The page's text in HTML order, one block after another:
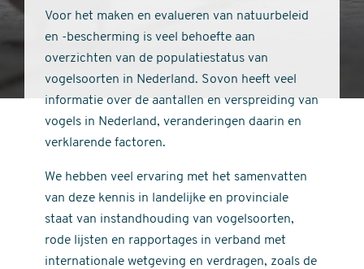
Voor het maken en evalueren van natuurbeleid
en -bescherming is veel behoefte aan
overzichten van de populatiestatus van
vogelsoorten in Nederland. Sovon heeft veel
informatie over de aantallen en verspreiding van
vogels in Nederland, veranderingen daarin en
verklarende factoren.
We hebben veel ervaring met het samenvatten
van deze kennis in landelijke en provinciale
staat van instandhouding van vogelsoorten,
rode lijsten en rapportages in verband met
internationale wetgeving en verdragen, zoals de